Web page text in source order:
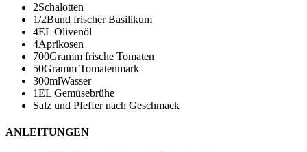
2Schalotten
1/2Bund frischer Basilikum
4EL Olivenöl
4Aprikosen
700Gramm frische Tomaten
50Gramm Tomatenmark
300mlWasser
1EL Gemüsebrühe
Salz und Pfeffer nach Geschmack
ANLEITUNGEN